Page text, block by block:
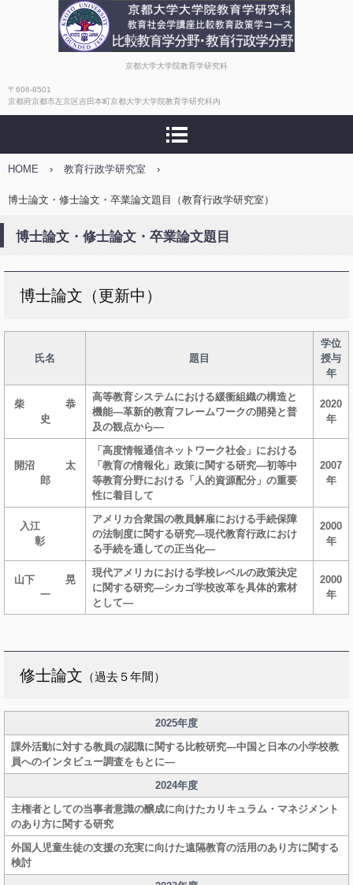
比較教育政策学
京都大学大学院教育学研究科
〒606-8501
京都府京都市左京区吉田本町京都大学大学院教育学研究科内
HOME › 教育行政学研究室 ›
博士論文・修士論文・卒業論文題目（教育行政学研究室）
博士論文・修士論文・卒業論文題目
博士論文（更新中）
氏名 題目
学位
授与
年
柴 恭
史
高等教育システムにおける緩衝組織の構造と
機能―革新的教育フレームワークの開発と普
及の観点から―
2020
年
開沼 太
郎
「高度情報通信ネットワーク社会」における
「教育の情報化」政策に関する研究―初等中
等教育分野における「人的資源配分」の重要
性に着目して
2007
年
入江
彰
アメリカ合衆国の教員解雇における手続保障
の法制度に関する研究―現代教育行政におけ
る手続を通しての正当化―
2000
年
山下 晃
一
現代アメリカにおける学校レベルの政策決定
に関する研究―シカゴ学校改革を具体的素材
として―
2000
年
修士論文 （過去５年間）
2025年度
課外活動に対する教員の認識に関する比較研究―中国と日本の小学校教
員へのインタビュー調査をもとに―
2024年度
主権者としての当事者意識の醸成に向けたカリキュラム・マネジメント
のあり方に関する研究
外国人児童生徒の支援の充実に向けた遠隔教育の活用のあり方に関する
検討